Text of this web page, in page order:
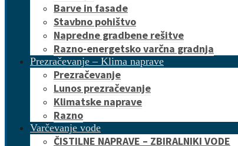
Barve in fasade
Stavbno pohištvo
Napredne gradbene rešitve
Razno-energetsko varčna gradnja
Prezračevanje – Klima naprave
Prezračevanje
Lunos prezračevanje
Klimatske naprave
Razno
Varčevanje vode
ČISTILNE NAPRAVE – ZBIRALNIKI VODE